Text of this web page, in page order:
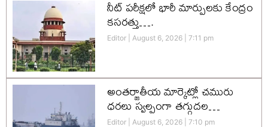
నీట్ పరీక్షలో భారీ మార్పులకు కేంద్రం
కసరత్తు….
Editor August 6, 2026 7:11 pm
అంతర్జాతీయ మార్కెట్లో చమురు
ధరలు స్వల్పంగా తగ్గుదల…
Editor August 6, 2026 7:10 pm